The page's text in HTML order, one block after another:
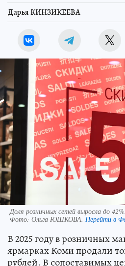
Дарья КИНЗИКЕЕВА
Доля розничных сетей выросла до 42%.
Фото: Ольга ЮШКОВА. Перейти в
В 2025 году в розничных
ярмарках Коми продали
рублей. В сопоставимых